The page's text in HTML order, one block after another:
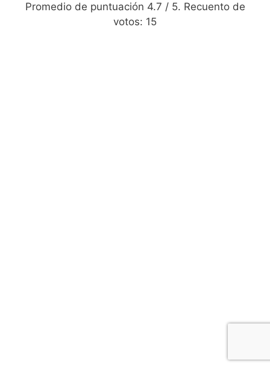
Promedio de puntuación 4.7 / 5. Recuento de
votos: 15